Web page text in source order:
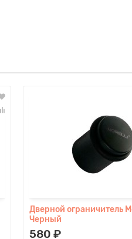
Дверной ограничитель
Черный
580 ₽